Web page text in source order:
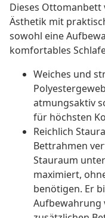
Dieses
Ästhetik mit
sowohl eine
komfortables
Weiches und
atmungsaktiv
für höchsten
Reichlich
Bettrahmen
Stauraum
maximiert,
benötigen. Er
Aufbewahrung